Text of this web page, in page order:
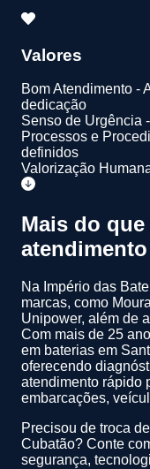
Valores
Bom Atendimento -
dedicação
Senso de Urgência
Processos e
definidos
Valorização
Mais do
atendimento
Na Império das
marcas, como
Unipower, além de
Com mais de 25
em baterias em
oferecendo
atendimento rápido
embarcações,
Precisou de troca
Cubatão? Conte
segurança,